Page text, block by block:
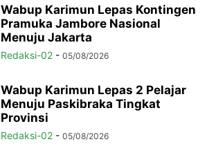
Wabup Karimun Lepas Kontingen
Pramuka Jambore Nasional
Menuju Jakarta
Redaksi-02 - 05/08/2026
Wabup Karimun Lepas 2 Pelajar
Menuju Paskibraka Tingkat
Provinsi
Redaksi-02 - 05/08/2026